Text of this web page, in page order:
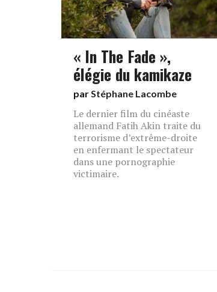
« In The Fade »,
élégie du kamikaze
parStéphane Lacombe
Le dernier film du cinéaste
allemand Fatih Akin traite du
terrorisme d’extrême-droite
en enfermant le spectateur
dans une pornographie
victimaire.